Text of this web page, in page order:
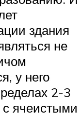
здания
не
у него
2-3
ячеистыми